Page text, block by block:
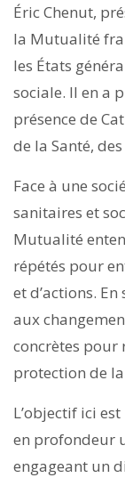
Éric Chenut,
la Mutualité
les États
sociale. Il en a
présence de
de la Santé,
Face à une
sanitaires et
Mutualité
répétés pour
et d’actions.
aux
concrètes pour
protection de
L’objectif ici
en profondeur
engageant un